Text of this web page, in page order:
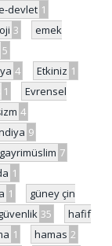
devlet 1
3
emek
5
4 Etkiniz 1
1
Evrensel
4
9
gayrimüslim 7
1
1
güney çin
35
hafif
1 hamas 2